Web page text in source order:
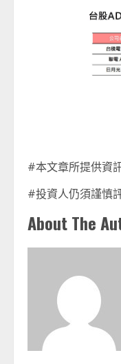
#本文章所提供資
#投資人仍須謹慎
About The